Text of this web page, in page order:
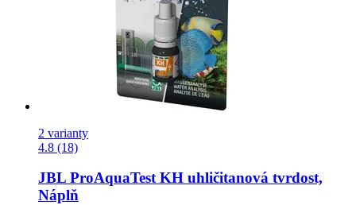
2 varianty
4.8 (18)
JBL ProAquaTest KH uhličitanová tvrdost,
Náplň